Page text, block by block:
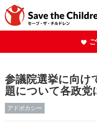
参議院選挙に向け
題について各政党
アドボカシー